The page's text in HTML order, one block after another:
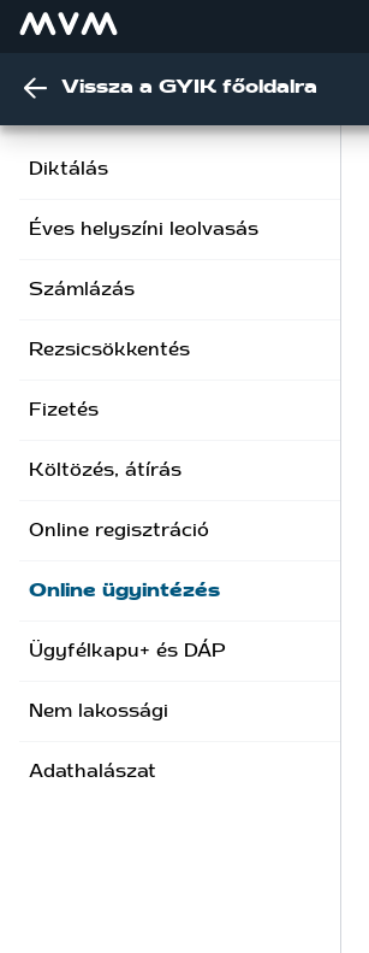
Vissza a GYIK főoldalra
Diktálás
Éves helyszíni leolvasás
Számlázás
Rezsicsökkentés
Fizetés
Költözés, átírás
Online regisztráció
Online ügyintézés
Ügyfélkapu+ és DÁP
Nem lakossági
Adathalászat